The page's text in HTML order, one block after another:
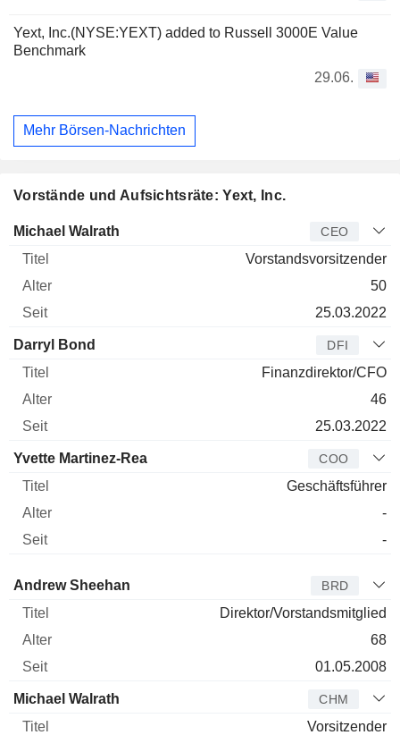
Yext, Inc.(NYSE:YEXT) added to Russell 3000E Value
Benchmark
29.06.
Mehr Börsen-Nachrichten
Vorstände und Aufsichtsräte: Yext, Inc.
Manager Titel Alter
Michael Walrath CEO
Vorstandsvorsitzender
50
25.03.2022
Darryl Bond DFI
Finanzdirektor/CFO
46
25.03.2022
Yvette Martinez-Rea COO
Geschäftsführer
-
-
Verwaltungsratsmitglied
Andrew Sheehan BRD
Direktor/Vorstandsmitglied
68
01.05.2008
Michael Walrath CHM
Vorsitzender